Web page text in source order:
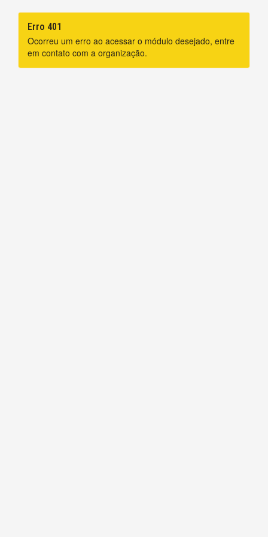
Erro 401
Ocorreu um erro ao acessar o módulo desejado, entre
em contato com a organização.